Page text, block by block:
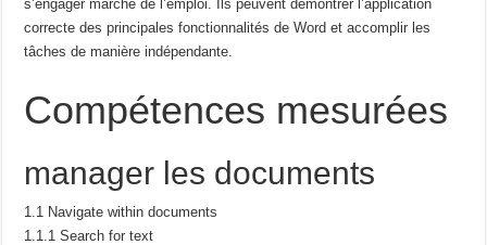
s’engager marché de l’emploi.
Ils peuvent démontrer l’application
correcte des principales fonctionnalités de Word et accomplir les
tâches de manière indépendante.
Compétences mesurées
manager les documents
1.1 Navigate within documents
1.1.1 Search for text